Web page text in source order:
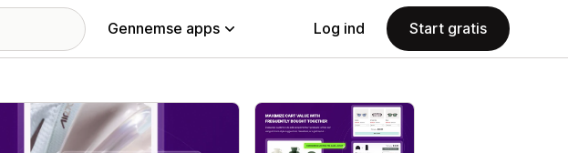
Gennemse apps Log ind Start gratis